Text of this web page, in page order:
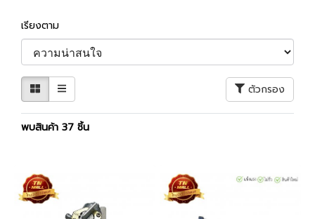
เรียงตาม
ตัวกรอง
พบสินค้า 37 ชิ้น